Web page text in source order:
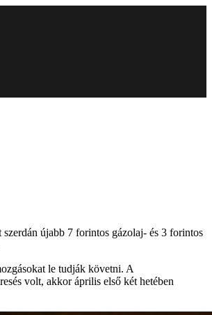
újabb 7 forintos gázolaj- és 3 forintos
le tudják követni. A
volt, akkor április első két hetében